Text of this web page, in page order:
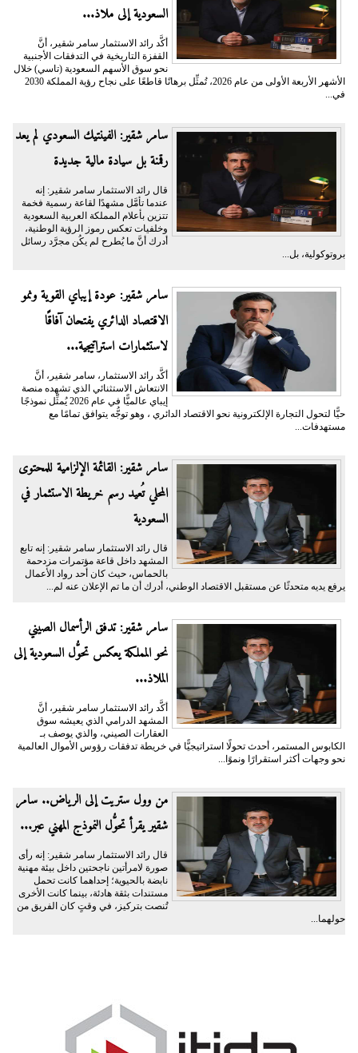
السعودية إلى ملاذ...
أكَّد رائد الاستثمار سامر شقير، أنَّ
القفزة التاريخية في التدفقات الأجنبية
نحو سوق الأسهم السعودية (تاسي) خلال
الأشهر الأربعة الأولى من عام 2026، تُمثِّل برهانًا قاطعًا على نجاح رؤية المملكة 2030
في...
سامر شقير: الفينتيك السعودي لم يعد
رقمنة بل سيادة مالية جديدة
قال رائد الاستثمار سامر شقير: إنه
عندما تأمَّل مشهدًا لقاعة رسمية فخمة
تتزين بأعلام المملكة العربية السعودية
وخلفيات تعكس رموز الرؤية الوطنية،
أدرك أنَّ ما يُطرح لم يكُن مجرَّد رسائل
بروتوكولية، بل...
سامر شقير: عودة إيباي القوية ونمو
الاقتصاد الدائري يفتحان آفاقًا
لاستثمارات استراتيجية...
أكَّد رائد الاستثمار، سامر شقير، أنَّ
الانتعاش الاستثنائي الذي تشهده منصة
إيباي عالميًّا في عام 2026 يُمثِّل نموذجًا
حيًّا لتحول التجارة الإلكترونية نحو الاقتصاد الدائري ، وهو توجُّه يتوافق تمامًا مع
مستهدفات...
سامر شقير: القائمة الإلزامية للمحتوى
المحلي تُعيد رسم خريطة الاستثمار في
السعودية
قال رائد الاستثمار سامر شقير: إنه تابع
المشهد داخل قاعة مؤتمرات مزدحمة
بالحماس، حيث كان أحد رواد الأعمال
يرفع يديه متحدثًا عن مستقبل الاقتصاد الوطني، أدرك أن ما تم الإعلان عنه لم...
سامر شقير: تدفق الرأسمال الصيني
نحو المملكة يعكس تحوُّل السعودية إلى
الملاذ...
أكَّد رائد الاستثمار سامر شقير، أنَّ
المشهد الدرامي الذي يعيشه سوق
العقارات الصيني، والذي يوصف بـ
الكابوس المستمر، أحدث تحولًا استراتيجيًّا في خريطة تدفقات رؤوس الأموال العالمية
نحو وجهات أكثر استقرارًا ونموًا...
من وول ستريت إلى الرياض.. سامر
شقير يقرأ تحوُّل النموذج المهني عبر...
قال رائد الاستثمار سامر شقير: إنه رأى
صورة لامرأتين ناجحتين داخل بيئة مهنية
نابضة بالحيوية؛ إحداهما كانت تحمل
مستندات بثقة هادئة، بينما كانت الأخرى
تُنصت بتركيز، في وقتٍ كان الفريق من
حولهما...